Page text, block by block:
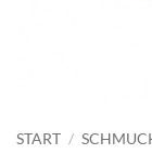
START /